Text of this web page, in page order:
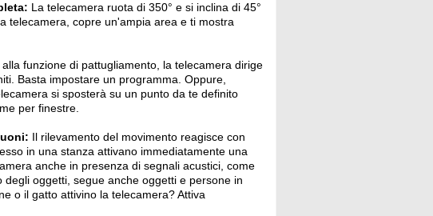
La telecamera ruota di 350° e si inclina di 45°
telecamera, copre un'ampia area e ti mostra
funzione di pattugliamento, la telecamera dirige
Basta impostare un programma. Oppure,
si sposterà su un punto da te definito
per finestre.
Il rilevamento del movimento reagisce con
in una stanza attivano immediatamente una
anche in presenza di segnali acustici, come
oggetti, segue anche oggetti e persone in
o il gatto attivino la telecamera? Attiva